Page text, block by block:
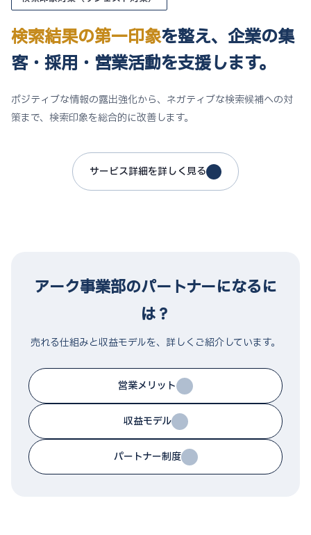
検索結果の第一印象を整え、 企業の集
客・採用・営業活動を支援します。
ポジティブな情報の露出強化から、ネガティブな検索候補への対
策まで、検索印象を総合的に改善します。
サービス詳細を詳しく見る
アーク事業部のパートナーになるに
は？
売れる仕組みと収益モデルを、詳しくご紹介しています。
営業メリット
収益モデル
パートナー制度